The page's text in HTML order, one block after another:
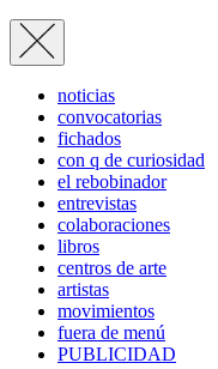
noticias
convocatorias
fichados
con q de curiosidad
el rebobinador
entrevistas
colaboraciones
libros
centros de arte
artistas
movimientos
fuera de menú
PUBLICIDAD